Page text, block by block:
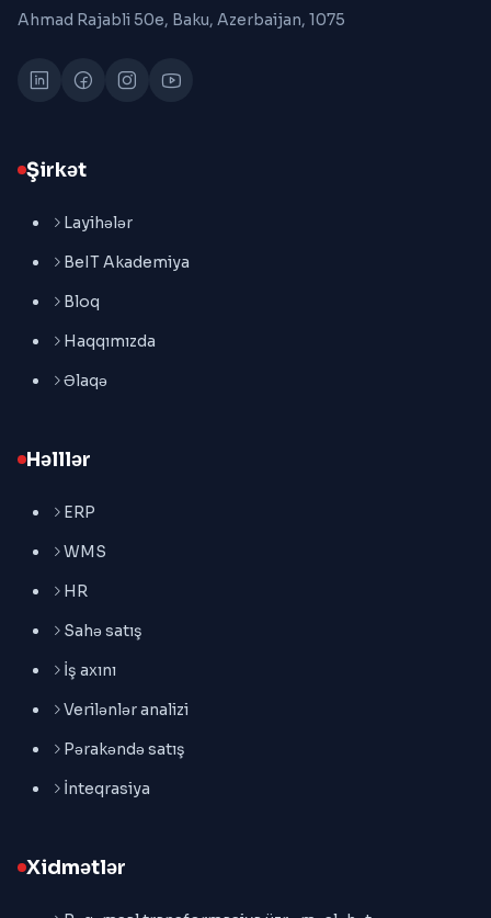
Ahmad Rajabli 50e, Baku, Azerbaijan, 1075
Şirkət
Layihələr
BeIT Akademiya
Bloq
Haqqımızda
Əlaqə
Həlllər
ERP
WMS
HR
Sahə satış
İş axını
Verilənlər analizi
Pərakəndə satış
İnteqrasiya
Xidmətlər